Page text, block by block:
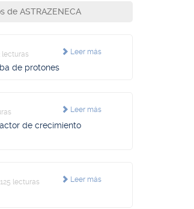
de ASTRAZENECA
Leer más
lecturas
de protones
Leer más
de crecimiento
Leer más
125 lecturas